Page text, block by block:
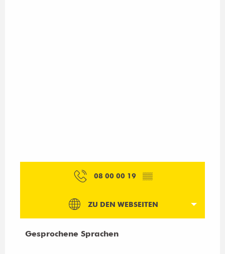
08 00 00 19 ▒▒
ZU DEN WEBSEITEN
Gesprochene Sprachen
Gesprochene Sprachen